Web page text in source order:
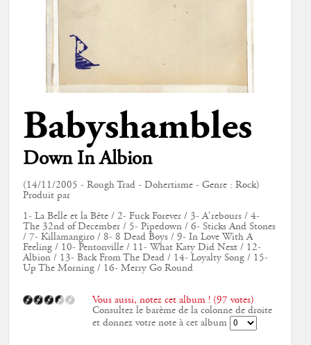
Babyshambles
Down In Albion
(14/11/2005 - Rough Trad - Dohertisme - Genre : Rock)
Produit par
1- La Belle et la Bête / 2- Fuck Forever / 3- A'rebours / 4-
The 32nd of December / 5- Pipedown / 6- Sticks And Stones
/ 7- Killamangiro / 8- 8 Dead Boys / 9- In Love With A
Feeling / 10- Pentonville / 11- What Katy Did Next / 12-
Albion / 13- Back From The Dead / 14- Loyalty Song / 15-
Up The Morning / 16- Merry Go Round
Vous aussi, notez cet album ! (97 votes)
Consultez le barème de la colonne de droite
et donnez votre note à cet album